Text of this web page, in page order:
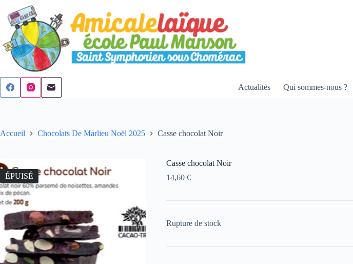
contenu
Actualités Qui sommes-nous ?
Accueil Chocolats De Marlieu Noël 2025 Casse chocolat Noir
ÉPUISÉ
Casse chocolat Noir
14,60 €
Rupture de stock